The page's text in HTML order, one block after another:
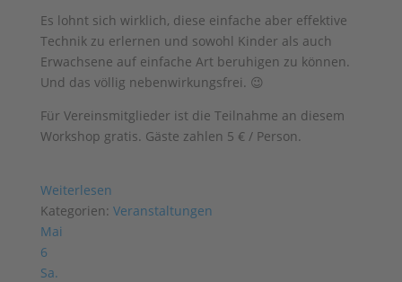
Es lohnt sich wirklich, diese einfache aber effektive
Technik zu erlernen und sowohl Kinder als auch
Erwachsene auf einfache Art beruhigen zu können.
Und das völlig nebenwirkungsfrei. 😉
Für Vereinsmitglieder ist die Teilnahme an diesem
Workshop gratis. Gäste zahlen 5 € / Person.
Weiterlesen
Kategorien: Veranstaltungen
Mai
6
Sa.